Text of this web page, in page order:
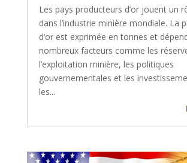
Les pays producteurs d’or jouent un
dans l’industrie minière mondiale. La
d’or est exprimée en tonnes et
nombreux facteurs comme les
l’exploitation minière, les politiques
gouvernementales et les
les...